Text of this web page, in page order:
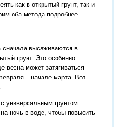
как в открытый грунт, так и
оба метода подробнее.
сначала высаживаются в
грунт. Это особенно
весна может затягиваться.
– начале марта. Вот
универсальным грунтом.
ночь в воде, чтобы повысить